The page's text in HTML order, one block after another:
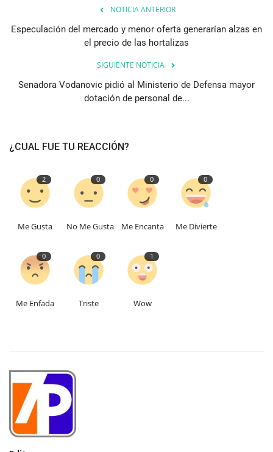
NOTICIA ANTERIOR
Especulación del mercado y menor oferta generarían alzas en
el precio de las hortalizas
SIGUIENTE NOTICIA
Senadora Vodanovic pidió al Ministerio de Defensa mayor
dotación de personal de...
¿CUAL FUE TU REACCIÓN?
2
Me Gusta
0
No Me Gusta
0
Me Encanta
0
Me Divierte
0
Me Enfada
0
Triste
1
Wow